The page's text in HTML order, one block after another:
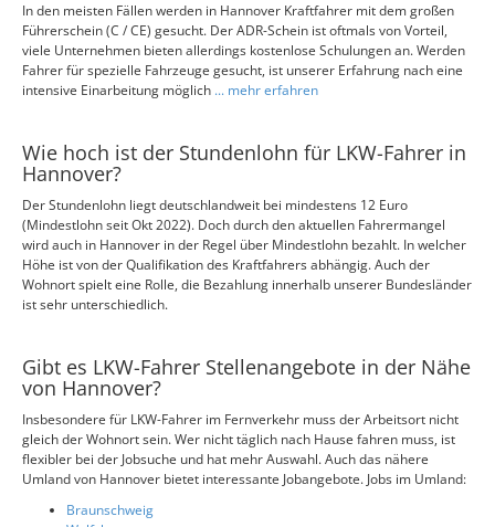
In den meisten Fällen werden in Hannover Kraftfahrer mit dem großen
Führerschein (C / CE) gesucht. Der ADR-Schein ist oftmals von Vorteil,
viele Unternehmen bieten allerdings kostenlose Schulungen an. Werden
Fahrer für spezielle Fahrzeuge gesucht, ist unserer Erfahrung nach eine
intensive Einarbeitung möglich ... mehr erfahren
Wie hoch ist der Stundenlohn für LKW-Fahrer in
Hannover?
Der Stundenlohn liegt deutschlandweit bei mindestens 12 Euro
(Mindestlohn seit Okt 2022). Doch durch den aktuellen Fahrermangel
wird auch in Hannover in der Regel über Mindestlohn bezahlt. In welcher
Höhe ist von der Qualifikation des Kraftfahrers abhängig. Auch der
Wohnort spielt eine Rolle, die Bezahlung innerhalb unserer Bundesländer
ist sehr unterschiedlich.
Gibt es LKW-Fahrer Stellenangebote in der Nähe
von Hannover?
Insbesondere für LKW-Fahrer im Fernverkehr muss der Arbeitsort nicht
gleich der Wohnort sein. Wer nicht täglich nach Hause fahren muss, ist
flexibler bei der Jobsuche und hat mehr Auswahl. Auch das nähere
Umland von Hannover bietet interessante Jobangebote. Jobs im Umland:
Braunschweig